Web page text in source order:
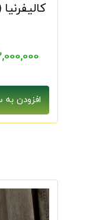
کالیفرنیا
12,000,000